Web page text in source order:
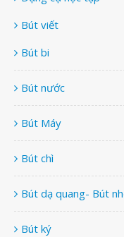
Bút viết
Bút bi
Bút nước
Bút Máy
Bút chì
Bút dạ quang- Bút
Bút ký